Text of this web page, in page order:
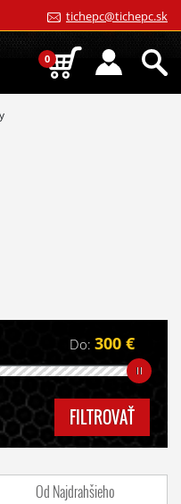
tichepc@tichepc.sk
0
Do: 300 €
FILTROVAŤ
Od Najdrahšieho